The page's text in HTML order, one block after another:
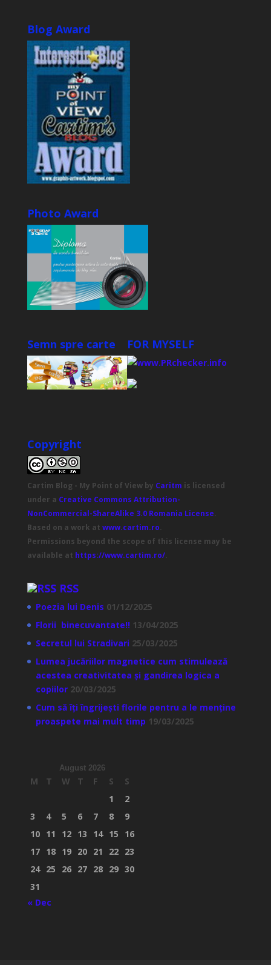
Blog Award
Photo Award
Semn spre carte FOR MYSELF
Copyright
Cartim Blog - My Point of Viewby Caritm is licensed
under a Creative Commons Attribution-
NonCommercial-ShareAlike 3.0 Romania License.
Based on a work at www.cartim.ro.
Permissions beyond the scope of this license may be
available at https://www.cartim.ro/.
RSS
Poezia lui Denis 01/12/2025
Florii binecuvantate!! 13/04/2025
Secretul lui Stradivari 25/03/2025
Lumea jucăriilor magnetice cum stimulează
acestea creativitatea și gandirea logica a
copiilor 20/03/2025
Cum să îți îngrijești florile pentru a le menține
proaspete mai mult timp 19/03/2025
August 2026
M T W T F S
S
1
2
3
4 5 6 7 8
9
10 11 12 13 14 15
16
17 18 19 20 21 22 23
24 25 26 27 28 29 30
31
« Dec